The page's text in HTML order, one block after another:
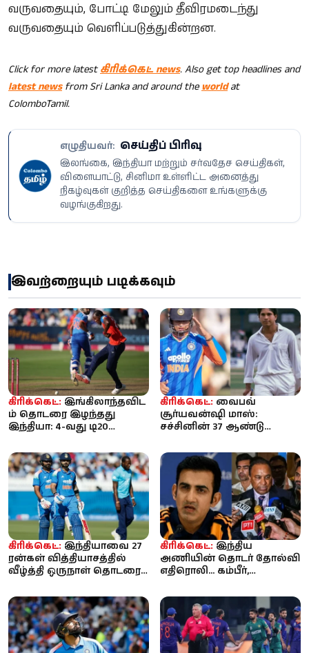
வருவதையும், போட்டி மேலும் தீவிரமடைந்து
வருவதையும் வெளிப்படுத்துகின்றன.
Click for more latestகிரிக்கெட் news. Also get top headlines and
latest newsfrom Sri Lanka and around theworldat
ColomboTamil.
எழுதியவர்: செய்திப் பிரிவு
இலங்கை, இந்தியா மற்றும் சர்வதேச செய்திகள்,
விளையாட்டு, சினிமா உள்ளிட்ட அனைத்து
நிகழ்வுகள் குறித்த செய்திகளை உங்களுக்கு
வழங்குகிறது.
இவற்றையும் படிக்கவும்
கிரிக்கெட்: இங்கிலாந்தவிட
ம் தொடரை இழந்தது
இந்தியா: 4-வது டி20
வித்தியாசத...
கிரிக்கெட்: வைபவ்
சூர்யவன்ஷி மாஸ்:
சச்சினின் 37 ஆண்டு
உலக கிரிக்கெட்...
கிரிக்கெட்: இந்தியாவை 27
ரன்கள் வித்தியாசத்தில்
வீழ்த்தி ஒருநாள் தொடரை
கிரிக்கெட்: இந்திய
அணியின் தொடர் தோல்வி
எதிரொலி... கம்பீர்,
ஆலோசனை கூட...